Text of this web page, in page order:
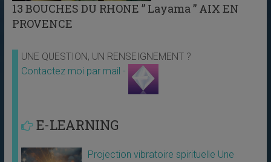
13 BOUCHES DU RHONE ” Layama ” AIX EN
PROVENCE
UNE QUESTION, UN RENSEIGNEMENT ?
Contactez moi par mail -
E-LEARNING
Projection vibratoire spirituelle Une